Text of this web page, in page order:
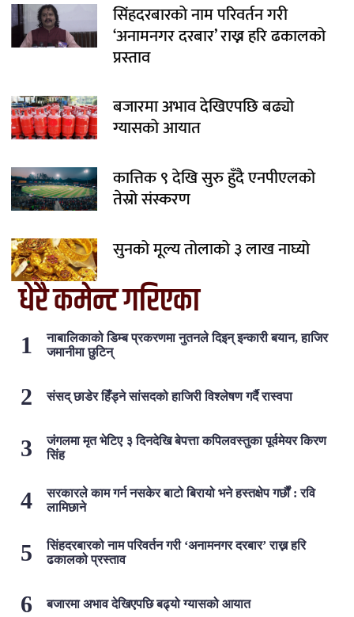
सिंहदरबारको नाम परिवर्तन गरी
‘अनामनगर दरबार’ राख्न हरि ढकालको
प्रस्ताव
बजारमा अभाव देखिएपछि बढ्यो
ग्यासको आयात
कात्तिक ९ देखि सुरु हुँदै एनपीएलको
तेस्रो संस्करण
सुनको मूल्य तोलाको ३ लाख नाघ्यो
धेरै कमेन्ट गरिएका
नाबालिकाको डिम्ब प्रकरणमा नुतनले दिइन् इन्कारी बयान, हाजिर
जमानीमा छुटिन्
संसद् छाडेर हिँड्ने सांसदको हाजिरी विश्लेषण गर्दै रास्वपा
जंगलमा मृत भेटिए ३ दिनदेखि बेपत्ता कपिलवस्तुका पूर्वमेयर किरण
सिंह
सरकारले काम गर्न नसकेर बाटो बिरायो भने हस्तक्षेप गर्छौं : रवि
लामिछाने
सिंहदरबारको नाम परिवर्तन गरी ‘अनामनगर दरबार’ राख्न हरि
ढकालको प्रस्ताव
बजारमा अभाव देखिएपछि बढ्यो ग्यासको आयात